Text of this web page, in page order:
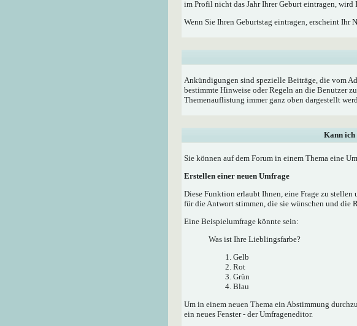
im Profil nicht das Jahr Ihrer Geburt eintragen,
Wenn Sie Ihren Geburtstag eintragen, erscheint Ihr
Ankündigungen sind spezielle Beiträge, die vom
bestimmte Hinweise oder Regeln an die Benutzer
Themenauflistung immer ganz oben dargestellt
Kann ich
Sie können auf dem Forum in einem Thema eine
Erstellen einer neuen Umfrage
Diese Funktion erlaubt Ihnen, eine Frage zu
für die Antwort stimmen, die sie wünschen und die
Eine Beispielumfrage könnte sein:
Was ist Ihre Lieblingsfarbe?
Gelb
Rot
Grün
Blau
Um in einem neuen Thema ein Abstimmung
ein neues Fenster - der Umfrageneditor.